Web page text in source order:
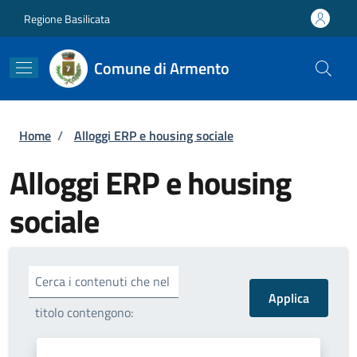
Regione Basilicata
Comune di Armento
Briciole di pane
Home / Alloggi ERP e housing sociale
Alloggi ERP e housing
sociale
Cerca i contenuti che nel
titolo contengono: